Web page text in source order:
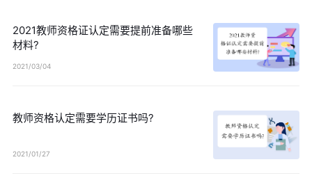
2021教师资格证认定需要提前准备哪些
材料?
2021/03/04
教师资格认定需要学历证书吗?
2021/01/27